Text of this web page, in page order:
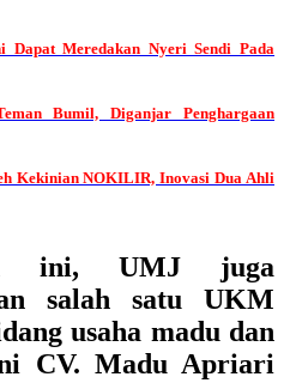
Dapat Meredakan Nyeri Sendi Pada
Bumil, Diganjar Penghargaan
Kekinian NOKILIR, Inovasi Dua Ahli
ini, UMJ juga
salah satu UKM
usaha madu dan
CV. Madu Apriari